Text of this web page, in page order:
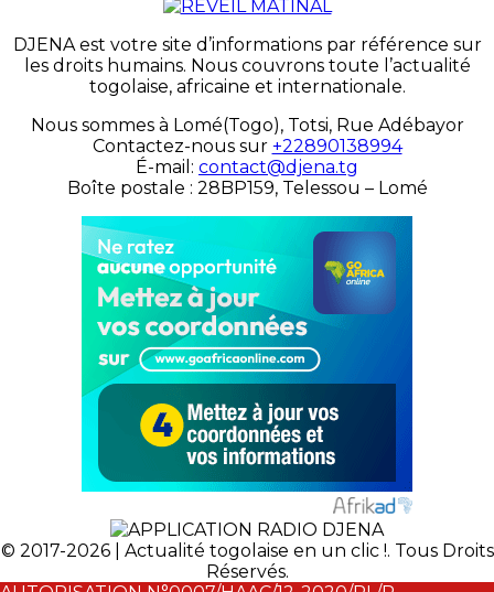
DJENA est votre site d’informations par référence sur
les droits humains. Nous couvrons toute l’actualité
togolaise, africaine et internationale.
Nous sommes à Lomé(Togo), Totsi, Rue Adébayor
Contactez-nous sur +22890138994
É-mail: contact@djena.tg
Boîte postale : 28BP159, Telessou – Lomé
© 2017-2026 | Actualité togolaise en un clic !. Tous Droits
Réservés.